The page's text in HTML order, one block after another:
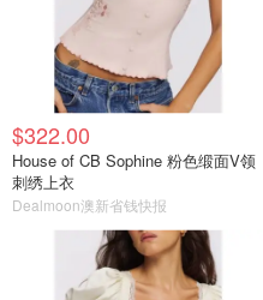
$322.00
House of CB Sophine 粉色缎面V领
刺绣上衣
Dealmoon澳新省钱快报